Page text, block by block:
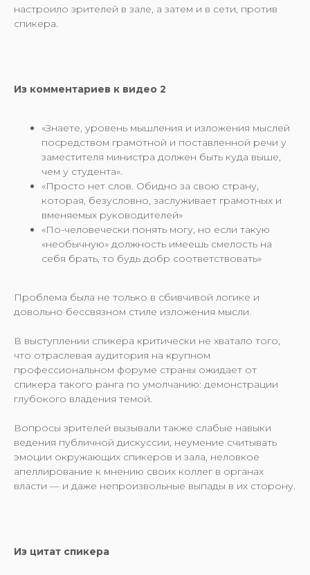
настроило зрителей в зале, а затем и в сети, против
спикера.
Из комментариев к видео 2
«Знаете, уровень мышления и изложения мыслей
посредством грамотной и поставленной речи у
заместителя министра должен быть куда выше,
чем у студента».
«Просто нет слов. Обидно за свою страну,
которая, безусловно, заслуживает грамотных и
вменяемых руководителей»
«По-человечески понять могу, но если такую
«необычную» должность имеешь смелость на
себя брать, то будь добр соответствовать»
Проблема была не только в сбивчивой логике и
довольно бессвязном стиле изложения мысли.
В выступлении спикера критически не хватало того,
что отраслевая аудитория на крупном
профессиональном форуме страны ожидает от
спикера такого ранга по умолчанию: демонстрации
глубокого владения темой.
Вопросы зрителей вызывали также слабые навыки
ведения публичной дискуссии, неумение считывать
эмоции окружающих спикеров и зала, неловкое
апеллирование к мнению своих коллег в органах
власти — и даже непроизвольные выпады в их сторону.
Из цитат спикера